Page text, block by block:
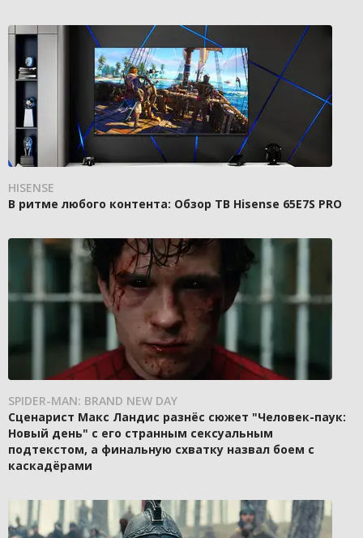
HISENSE
В ритме любого контента: Обзор ТВ Hisense 65E7S PRO
SPIDER-MAN: BRAND NEW DAY
Сценарист Макс Ландис разнёс сюжет "Человек-паук:
Новый день" с его странным сексуальным
подтекстом, а финальную схватку назвал боем с
каскадёрами